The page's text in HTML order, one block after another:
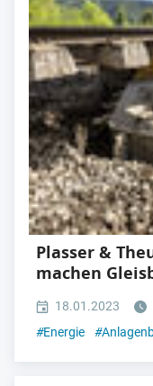
Plasser &
machen
18.01.2023
#Energie #